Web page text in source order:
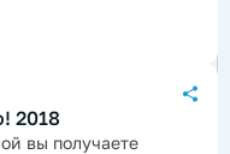
2018
вы получаете